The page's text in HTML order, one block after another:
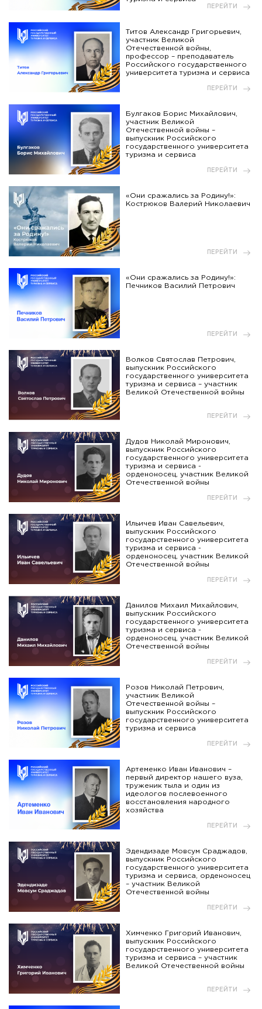
ПЕРЕЙТИ
Титов Александр Григорьевич,
участник Великой
Отечественной войны,
профессор – преподаватель
Российского государственного
университета туризма и сервиса
ПЕРЕЙТИ
Булгаков Борис Михайлович,
участник Великой
Отечественной войны –
выпускник Российского
государственного университета
туризма и сервиса
ПЕРЕЙТИ
«Они сражались за Родину!»:
Кострюков Валерий Николаевич
ПЕРЕЙТИ
«Они сражались за Родину!»:
Печников Василий Петрович
ПЕРЕЙТИ
Волков Святослав Петрович,
выпускник Российского
государственного университета
туризма и сервиса – участник
Великой Отечественной войны
ПЕРЕЙТИ
Дудов Николай Миронович,
выпускник Российского
государственного университета
туризма и сервиса -
орденоносец, участник Великой
Отечественной войны
ПЕРЕЙТИ
Ильичев Иван Савельевич,
выпускник Российского
государственного университета
туризма и сервиса -
орденоносец, участник Великой
Отечественной войны
ПЕРЕЙТИ
Данилов Михаил Михайлович,
выпускник Российского
государственного университета
туризма и сервиса -
орденоносец, участник Великой
Отечественной войны
ПЕРЕЙТИ
Розов Николай Петрович,
участник Великой
Отечественной войны –
выпускник Российского
государственного университета
туризма и сервиса
ПЕРЕЙТИ
Артеменко Иван Иванович –
первый директор нашего вуза,
труженик тыла и один из
идеологов послевоенного
восстановления народного
хозяйства
ПЕРЕЙТИ
Эдендизаде Мовсум Сраджадов,
выпускник Российского
государственного университета
туризма и сервиса, орденоносец
– участник Великой
Отечественной войны
ПЕРЕЙТИ
Химченко Григорий Иванович,
выпускник Российского
государственного университета
туризма и сервиса – участник
Великой Отечественной войны
ПЕРЕЙТИ